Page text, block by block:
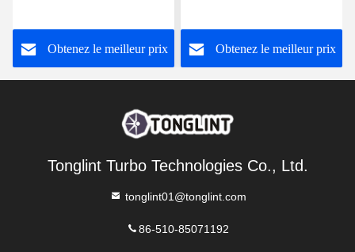
Turbocompresseur
Obtenez le meilleur prix
FB3Q6K682DB
Obtenez le meilleur prix
Tonglint Turbo Technologies Co., Ltd.
tonglint01@tonglint.com
86-510-85071192